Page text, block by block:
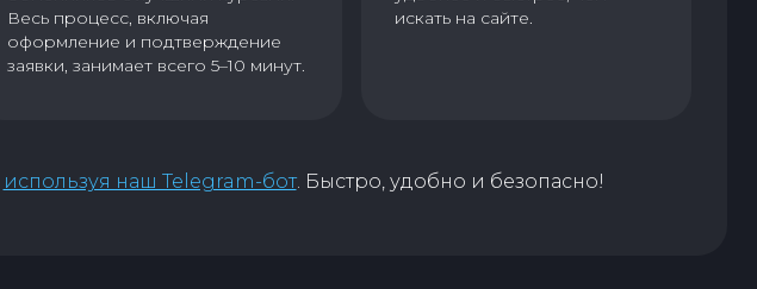
Весь процесс, включая
оформление и подтверждение
заявки, занимает всего 5–10 минут.
искать на сайте.
используя наш Telegram-бот. Быстро, удобно и безопасно!